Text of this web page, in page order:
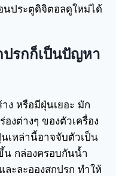
ประตูดิจิตอลดูใหม่ได้
ปรกก็เป็นปัญหา
ง หรือมีฝุ่นเยอะ มัก
งต่างๆ ของตัวเครื่อง
เหล่านี้อาจจับตัวเป็น
น กล่องครอบกันน้ำ
ะละอองสกปรก ทำให้